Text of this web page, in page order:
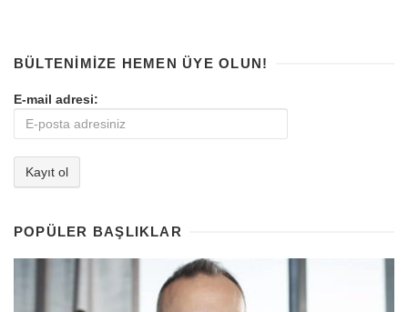
BÜLTENIMIZE HEMEN ÜYE OLUN!
E-mail adresi:
POPÜLER BAŞLIKLAR